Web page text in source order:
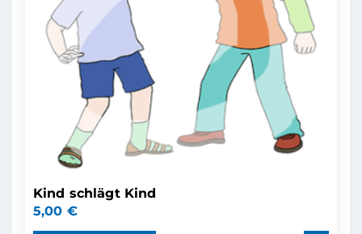
Kind schlägt Kind
5,00 €